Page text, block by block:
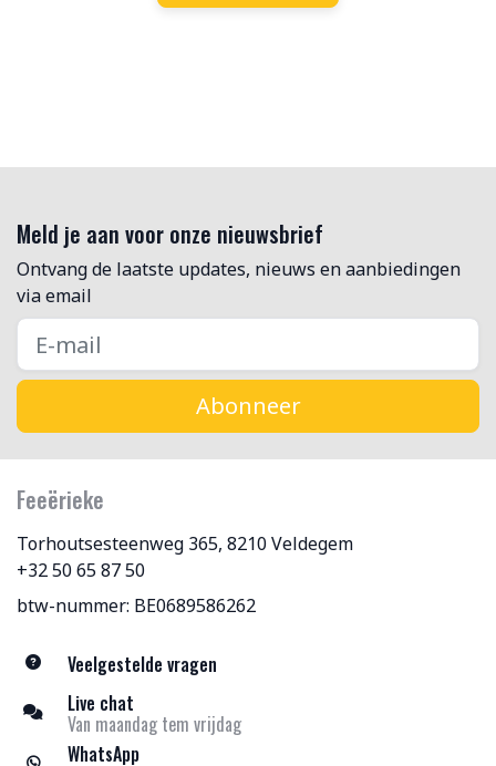
Meld je aan voor onze nieuwsbrief
Ontvang de laatste updates, nieuws en aanbiedingen
via email
Abonneer
Feeërieke
Torhoutsesteenweg 365, 8210 Veldegem
+32 50 65 87 50
btw-nummer: BE0689586262
Veelgestelde vragen
Live chat
Van maandag tem vrijdag
WhatsApp